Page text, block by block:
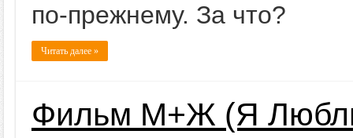
по-прежнему. За что?
Читать далее »
Фильм М+Ж (Я